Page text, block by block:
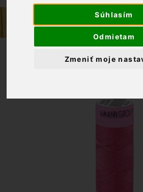
Súhlasím
Odmietam
Zmeniť moje